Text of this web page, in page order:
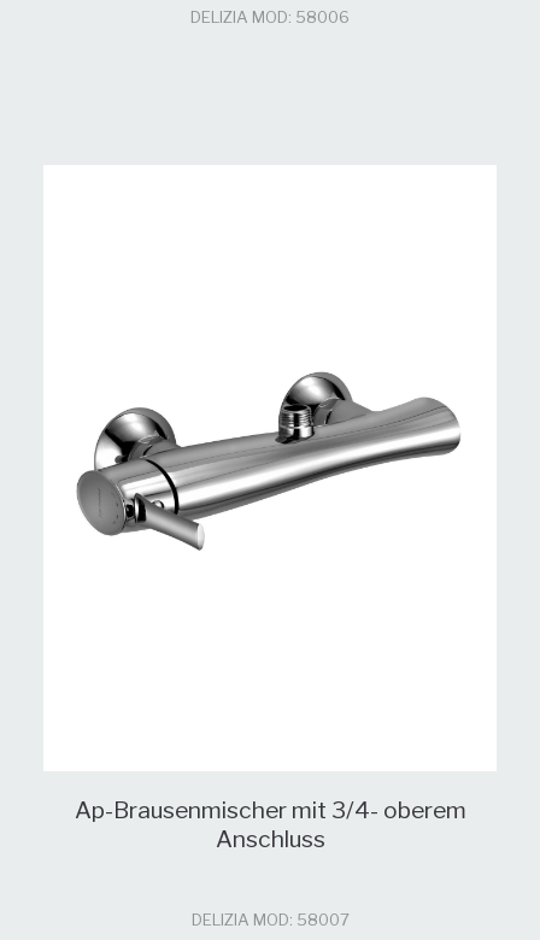
DELIZIA MOD: 58006
Ap-Brausenmischer mit 3/4- oberem
Anschluss
DELIZIA MOD: 58007